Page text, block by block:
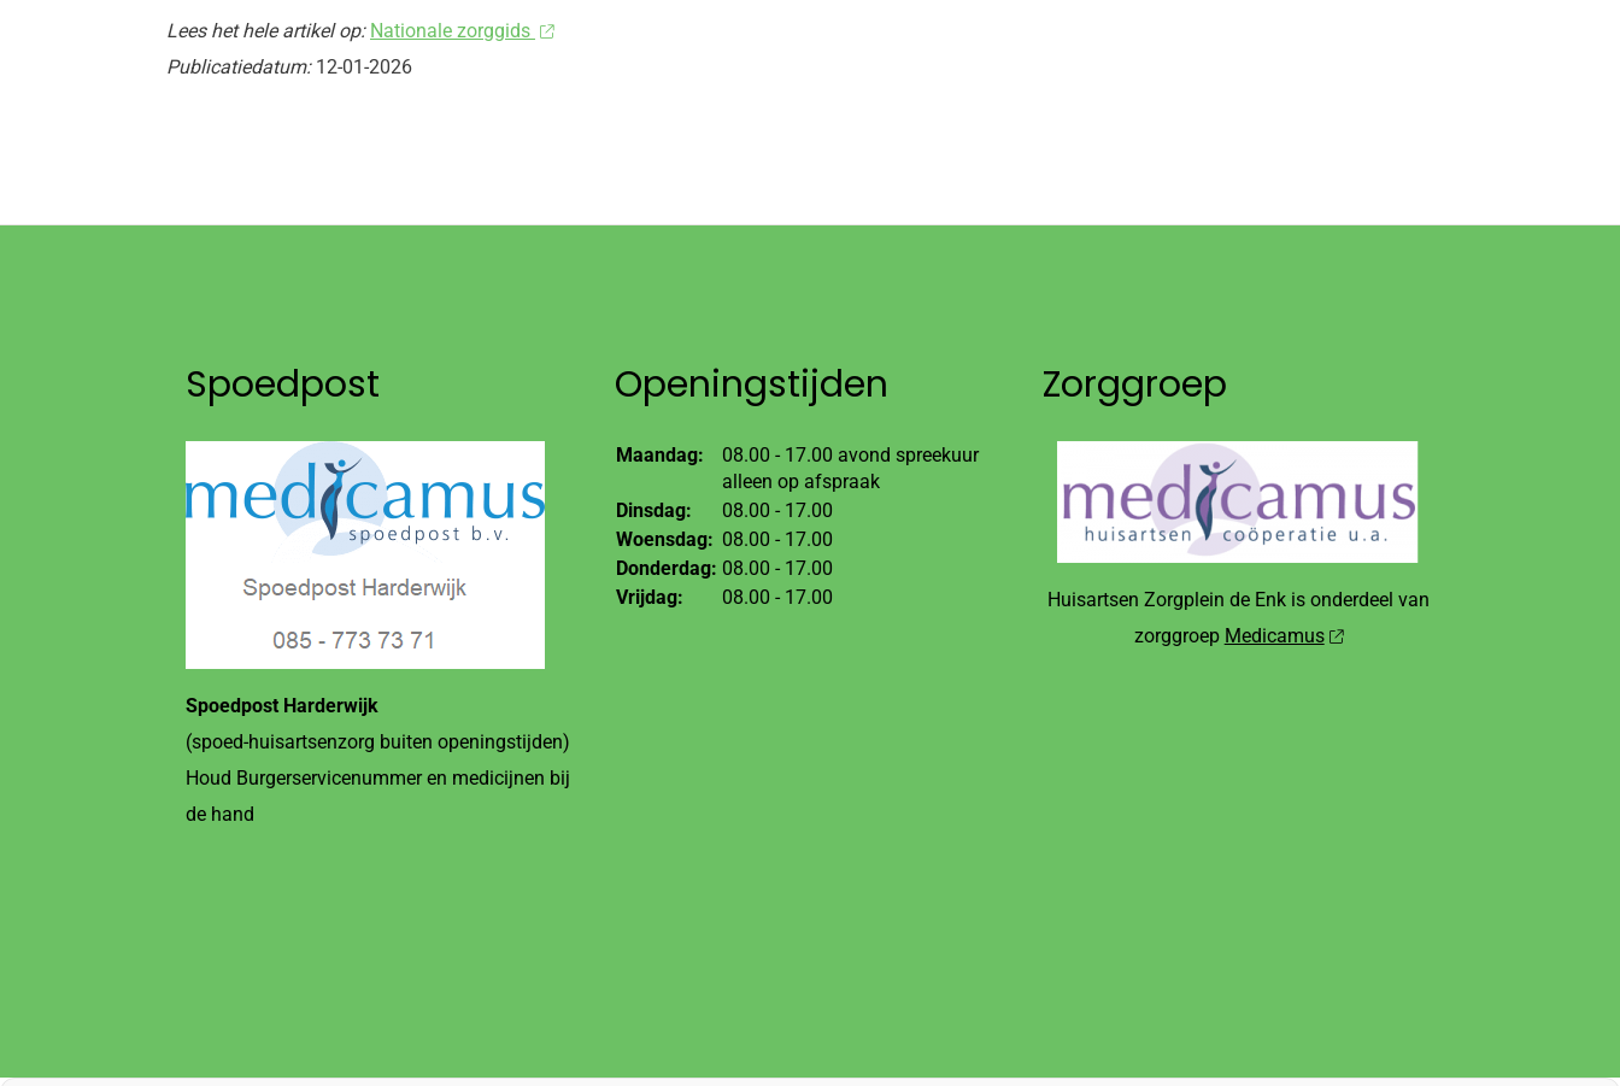
Lees het hele artikel op: Nationale zorggids
Publicatiedatum: 12-01-2026
Spoedpost
Spoedpost Harderwijk
(spoed-huisartsenzorg buiten openingstijden)
Houd Burgerservicenummer en medicijnen bij
de hand
Openingstijden
Maandag:
08.00 - 17.00 avond spreekuur
alleen op afspraak
Dinsdag:
08.00 - 17.00
Woensdag: 08.00 - 17.00
Donderdag: 08.00 - 17.00
Vrijdag:
08.00 - 17.00
Zorggroep
Huisartsen Zorgplein de Enk is onderdeel van
zorggroep Medicamus